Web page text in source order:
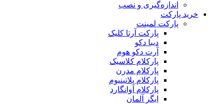
اندازه‌گیری و نصب
خرید پارکت
پارکت لمینت
پارکت آرتا کلیک
دیبا دکو
آرت دکو هوم
پارکلام کلاسیک
پارکلام مدرن
پارکلام پلاتینیوم
پارکلام آوانگارد
ایگر آلمان